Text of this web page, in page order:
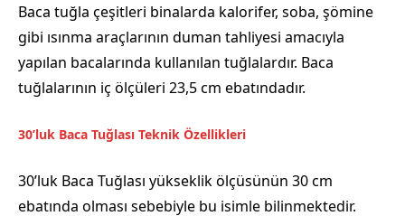
Baca tuğla çeşitleri binalarda kalorifer, soba, şömine
gibi ısınma araçlarının duman tahliyesi amacıyla
yapılan bacalarında kullanılan tuğlalardır. Baca
tuğlalarının iç ölçüleri 23,5 cm ebatındadır.
30’luk Baca Tuğlası Teknik Özellikleri
30’luk Baca Tuğlası yükseklik ölçüsünün 30 cm
ebatında olması sebebiyle bu isimle bilinmektedir.